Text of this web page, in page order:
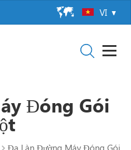
VI
Đóng Gói